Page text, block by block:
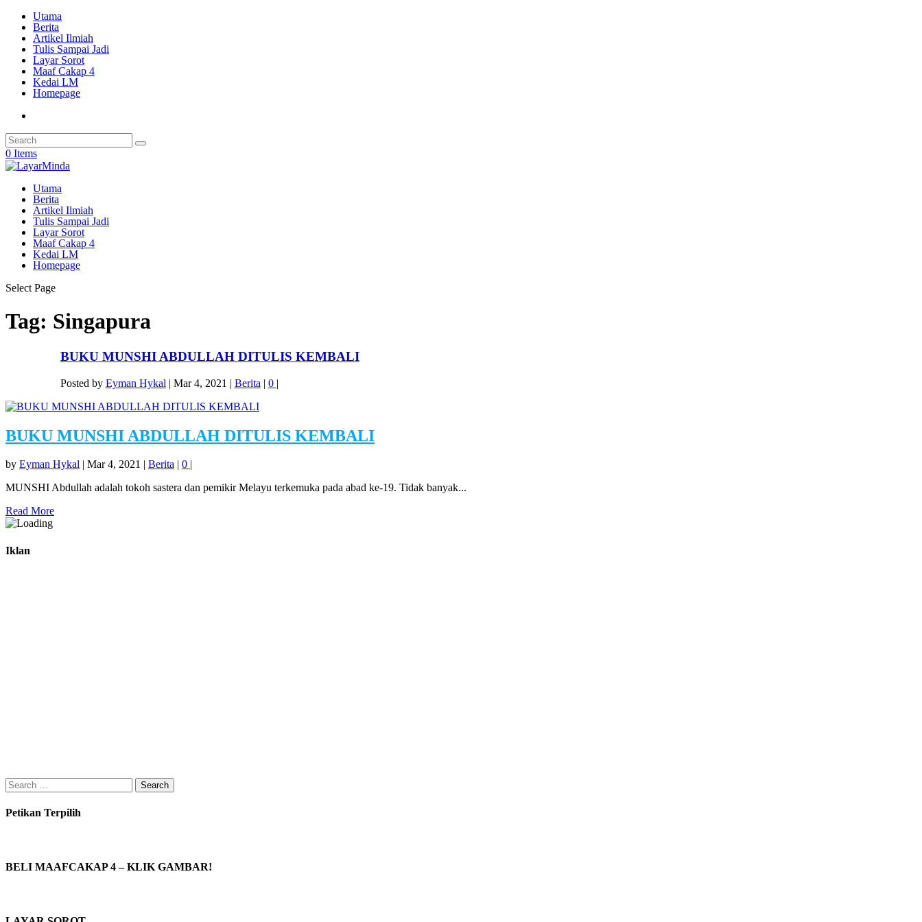
Utama
Berita
Artikel Ilmiah
Tulis Sampai Jadi
Layar Sorot
Maaf Cakap 4
Kedai LM
Homepage
0 Items
Utama
Berita
Artikel Ilmiah
Tulis Sampai Jadi
Layar Sorot
Maaf Cakap 4
Kedai LM
Homepage
Select Page
Tag: Singapura
BUKU MUNSHI ABDULLAH DITULIS KEMBALI
Posted by Eyman Hykal | Mar 4, 2021 | Berita | 0 |
BUKU MUNSHI ABDULLAH DITULIS KEMBALI
by Eyman Hykal | Mar 4, 2021 | Berita | 0 |
MUNSHI Abdullah adalah tokoh sastera dan pemikir Melayu terkemuka pada abad ke-19. Tidak banyak...
Read More
Iklan
Search
for:
Petikan Terpilih
BELI MAAFCAKAP 4 – KLIK GAMBAR!